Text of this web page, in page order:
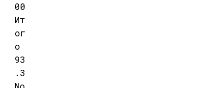
00
Ит
ог
о
93
.3